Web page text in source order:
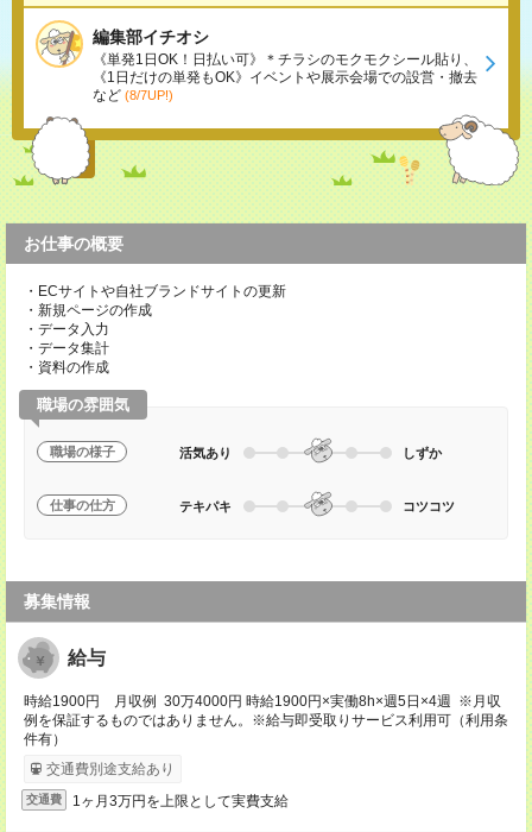
編集部イチオシ
《単発1日OK！日払い可》＊チラシのモクモクシール貼り、
《1日だけの単発もOK》イベントや展示会場での設営・撤去
など (8/7UP!)
お仕事の概要
・ECサイトや自社ブランドサイトの更新
・新規ページの作成
・データ入力
・データ集計
・資料の作成
職場の雰囲気
職場の様子 活気あり しずか
仕事の仕方 テキパキ コツコツ
募集情報
給与
時給1900円 月収例 30万4000円 時給1900円×実働8h×週5日×4週 ※月収
例を保証するものではありません。※給与即受取りサービス利用可（利用条
件有）
交通費別途支給あり
交通費 1ヶ月3万円を上限として実費支給